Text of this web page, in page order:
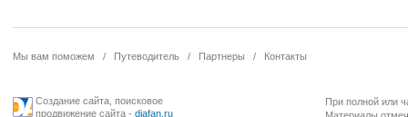
Мы вам поможем / Путеводитель / Партнеры / Контакты
Создание сайта, поисковое
продвижение сайта- diafan.ru
При полной или